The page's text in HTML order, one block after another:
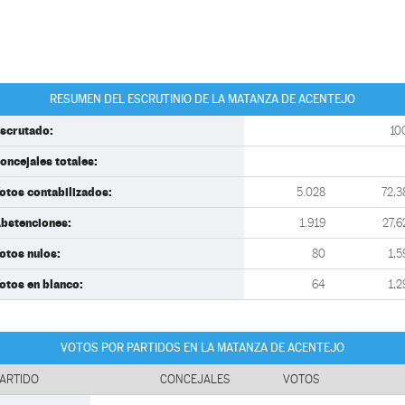
RESUMEN DEL ESCRUTINIO DE LA MATANZA DE ACENTEJO
totales:
contabilizados: 5.028
1.919
nulos: 80
en blanco: 64
VOTOS POR PARTIDOS EN LA MATANZA DE ACENTEJO
CONCEJALES VOTOS